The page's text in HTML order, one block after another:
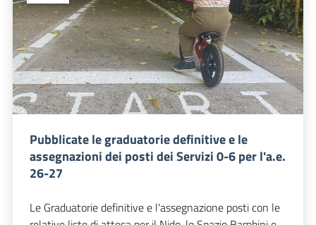
Pubblicate le graduatorie definitive e le
assegnazioni dei posti dei Servizi 0-6 per l'a.e.
26-27
Le Graduatorie definitive e l'assegnazione posti con le